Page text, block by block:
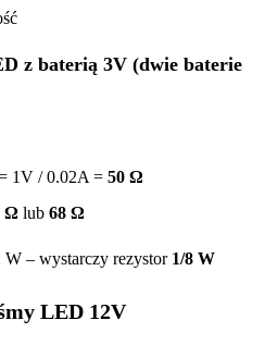
z baterią 3V (dwie baterie
1V / 0.02A = 50 Ω
Ω lub 68 Ω
– wystarczy rezystor 1/8 W
LED 12V